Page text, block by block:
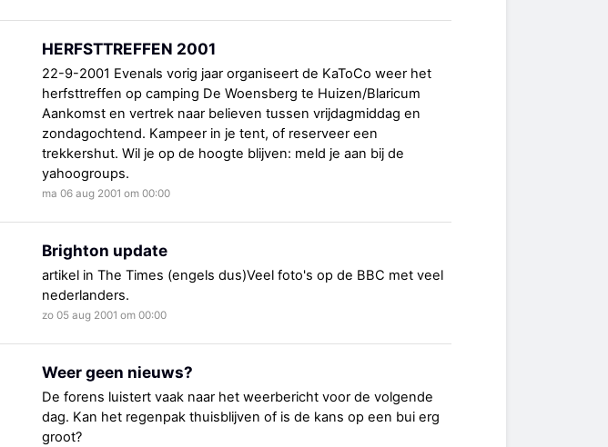
HERFSTTREFFEN 2001
22-9-2001 Evenals vorig jaar organiseert de KaToCo weer het
herfsttreffen op camping De Woensberg te Huizen/Blaricum
Aankomst en vertrek naar believen tussen vrijdagmiddag en
zondagochtend. Kampeer in je tent, of reserveer een
trekkershut. Wil je op de hoogte blijven: meld je aan bij de
yahoogroups.
ma 06 aug 2001 om 00:00
Brighton update
artikel in The Times (engels dus)Veel foto's op de BBC met veel
nederlanders.
zo 05 aug 2001 om 00:00
Weer geen nieuws?
De forens luistert vaak naar het weerbericht voor de volgende
dag. Kan het regenpak thuisblijven of is de kans op een bui erg
groot?